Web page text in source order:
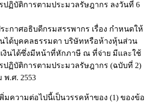
ปฏิบัติการตามประมวลรัษฎากร ลงวันที่ 6
บดีกรมสรรพากร เรื่อง กำหนดให้
นได้บุคคลธรรมดา บริษัทหรือห้างหุ้นส่วน
งินได้ซึ่งมีหน้าที่หักภาษี ณ ที่จ่าย มีและใช้
ปฏิบัติการตามประมวลรัษฎากร (ฉบับที่ 2)
พ.ศ. 2553
มความต่อไปนี้เป็นวรรคห้าของ (1) ของข้อ